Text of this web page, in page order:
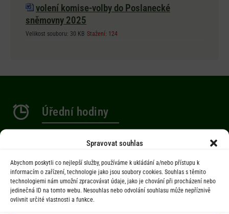
Spravovat souhlas
Abychom poskytli co nejlepší služby, používáme k ukládání a/nebo přístupu k
informacím o zařízení, technologie jako jsou soubory cookies. Souhlas s těmito
technologiemi nám umožní zpracovávat údaje, jako je chování při procházení nebo
jedinečná ID na tomto webu. Nesouhlas nebo odvolání souhlasu může nepříznivě
ovlivnit určité vlastnosti a funkce.
volení komise-volby do Poslanecké
sněmovny 2025
Velikost souboru: 30 KB Stažení: 124
Úřední hodiny
Počasí